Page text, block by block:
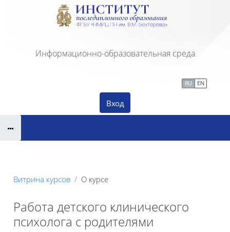
Перейти к основному содержанию
Информационно-образовательная среда
Вход
RU EN
Витрина курсов О курсе
Работа детского клинического
психолога с родителями